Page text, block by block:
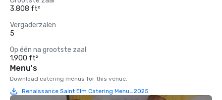
3.808 ft²
Vergaderzalen
5
Op één na grootste zaal
1.900 ft²
Menu's
Download catering menus for this venue.
Renaissance Saint Elm Catering Menu_2025